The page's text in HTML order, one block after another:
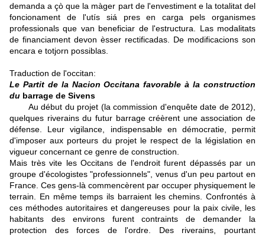
demanda a çò que la màger part de l'envestiment e la totalitat del
foncionament de l'utís siá pres en carga pels organismes
professionals que van beneficiar de l'estructura. Las modalitats
de financiament devon èsser rectificadas. De modificacions son
encara e totjorn possiblas.
Traduction de l'occitan:
Le Partit de la Nacion Occitana favorable à la construction
du barrage de Sivens
Au début du projet (la commission d'enquête date de 2012),
quelques riverains du futur barrage créèrent une association de
défense. Leur vigilance, indispensable en démocratie, permit
d'imposer aux porteurs du projet le respect de la législation en
vigueur concernant ce genre de construction.
Mais très vite les Occitans de l'endroit furent dépassés par un
groupe d'écologistes "professionnels", venus d'un peu partout en
France. Ces gens-là commencèrent par occuper physiquement le
terrain. En même temps ils barraient les chemins. Confrontés à
ces méthodes autoritaires et dangereuses pour la paix civile, les
habitants des environs furent contraints de demander la
protection des forces de l'ordre. Des riverains, pourtant